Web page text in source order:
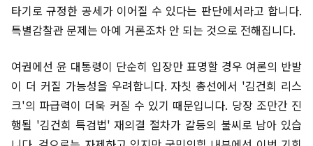
타기로 규정한 공세가 이어질 수 있다는 판단에서라고 합니다.
특별감찰관 문제는 아예 거론조차 안 되는 것으로 전해집니다.
여권에선 윤 대통령이 단순히 입장만 표명할 경우 여론의 반발
이 더 커질 가능성을 우려합니다. 자칫 총선에서 '김건희 리스
크'의 파급력이 더욱 커질 수 있기 때문입니다. 당장 조만간 진
행될 '김건희 특검법' 재의결 절차가 갈등의 불씨로 남아 있습